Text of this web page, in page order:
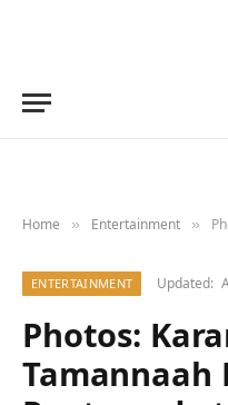
Home » Entertainment » Photos:
ENTERTAINMENT Updated:
Photos:
Tamannaah